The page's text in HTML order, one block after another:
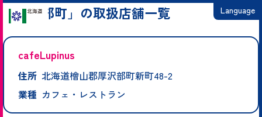
Language
「厚沢部町」の取扱店舗一覧
cafeLupinus
住所 北海道檜山郡厚沢部町新町48-2
業種 カフェ・レストラン